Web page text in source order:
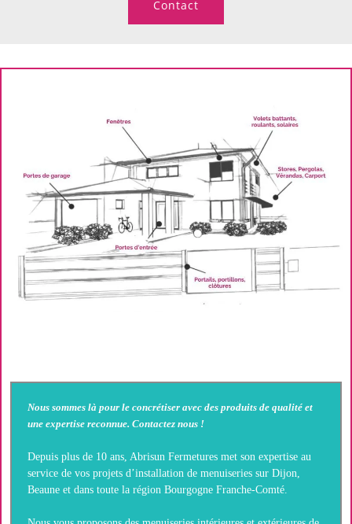
Contact
Nous sommes là pour le concrétiser avec des produits de qualité et
une expertise reconnue. Contactez nous !
Depuis plus de 10 ans, Abrisun Fermetures met son expertise au
service de vos projets d’installation de menuiseries sur Dijon,
Beaune et dans toute la région Bourgogne Franche-Comté.